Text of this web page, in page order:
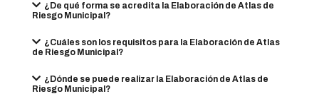
¿De qué forma se acredita la Elaboración de Atlas de
Riesgo Municipal?
¿Cuáles son los requisitos para la Elaboración de Atlas
de Riesgo Municipal?
¿Dónde se puede realizar la Elaboración de Atlas de
Riesgo Municipal?